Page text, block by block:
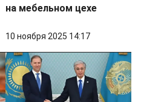
на мебельном цехе
10 ноября 2025 14:17